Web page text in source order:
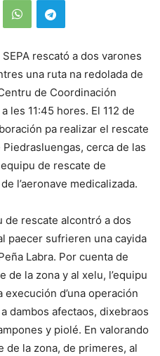
rescató a dos varones
una ruta na redolada de
de Coordinación
les 11:45 hores. El 112 de
pa realizar el rescate
cerca de las
de rescate de
l’aeronave medicalizada.
de rescate alcontró a dos
paecer sufrieren una cayida
Labra. Por cuenta de
de la zona y al xelu, l’equipu
execución d’una operación
dambos afectaos, dixebraos
y piolé. En valorando
de la zona, de primeres, al